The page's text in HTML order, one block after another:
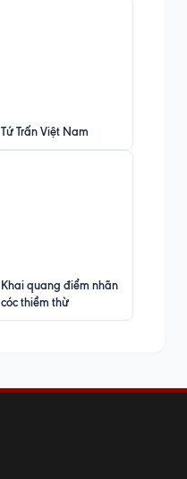
Tứ Trấn Việt Nam
Khai quang điểm nhãn
cóc thiềm thừ